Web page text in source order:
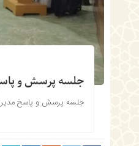
جلسه پرسش و
جلسه پرسش و پاسخ مدیر